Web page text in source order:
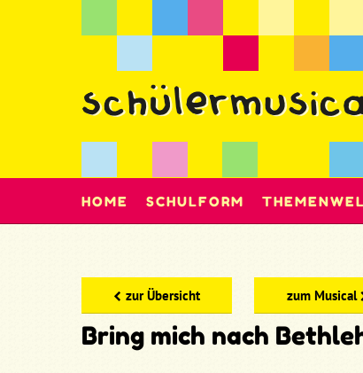
HOME SCHULFORM
zur Übersicht zum Musical
Bring mich nach